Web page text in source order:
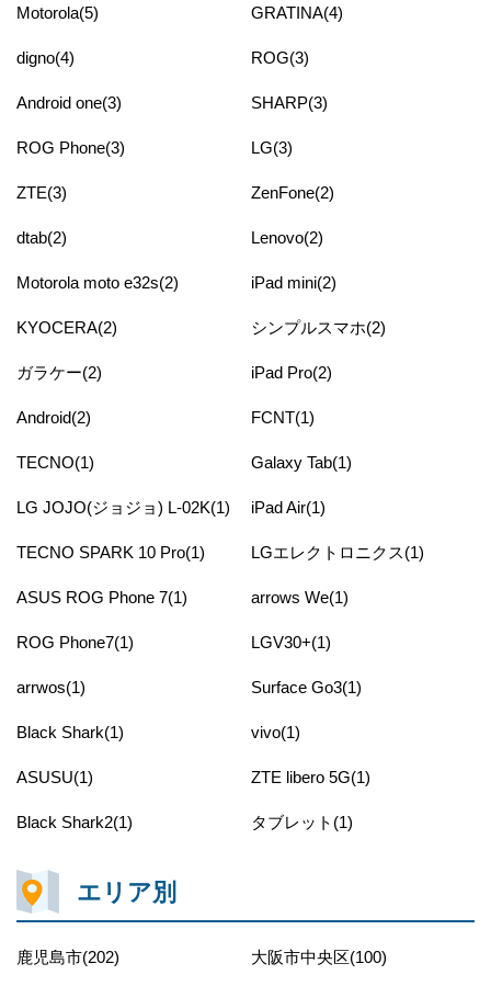
Motorola(5) GRATINA(4)
digno(4) ROG(3)
Android one(3) SHARP(3)
ROG Phone(3) LG(3)
ZTE(3) ZenFone(2)
dtab(2) Lenovo(2)
Motorola moto e32s(2) iPad mini(2)
KYOCERA(2) シンプルスマホ(2)
ガラケー(2) iPad Pro(2)
Android(2) FCNT(1)
TECNO(1) Galaxy Tab(1)
LG JOJO(ジョジョ) L-02K(1) iPad Air(1)
TECNO SPARK 10 Pro(1) LGエレクトロニクス(1)
ASUS ROG Phone 7(1) arrows We(1)
ROG Phone7(1) LGV30+(1)
arrwos(1) Surface Go3(1)
Black Shark(1) vivo(1)
ASUSU(1) ZTE libero 5G(1)
Black Shark2(1) タブレット(1)
エリア別
鹿児島市(202) 大阪市中央区(100)